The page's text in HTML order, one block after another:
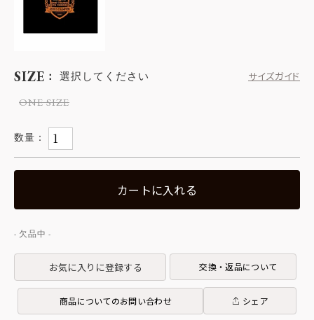
SIZE 選択してください
サイズガイド
ONE SIZE
カートに入れる
お気に入りに登録する 交換・返品について
商品についてのお問い合わせ シェア